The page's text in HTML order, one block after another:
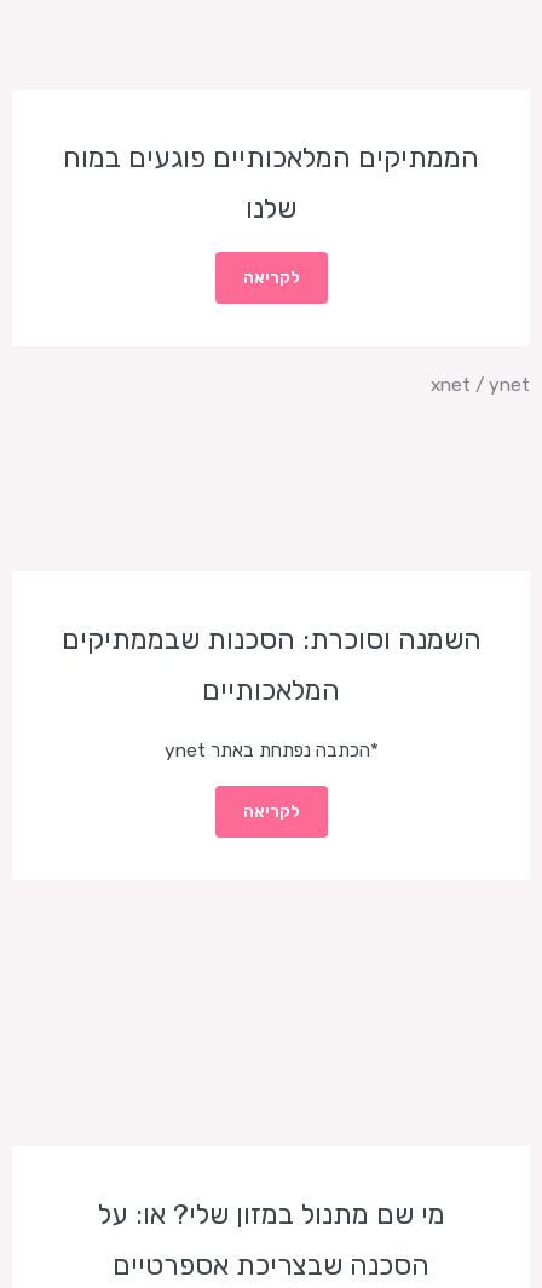
הממתיקים המלאכותיים פוגעים במוח
שלנו
לקריאה
xnet / ynet
השמנה וסוכרת: הסכנות שבממתיקים
המלאכותיים
*הכתבה נפתחת באתר ynet
לקריאה
מי שם מתנול במזון שלי? או: על
הסכנה שבצריכת אספרטיים